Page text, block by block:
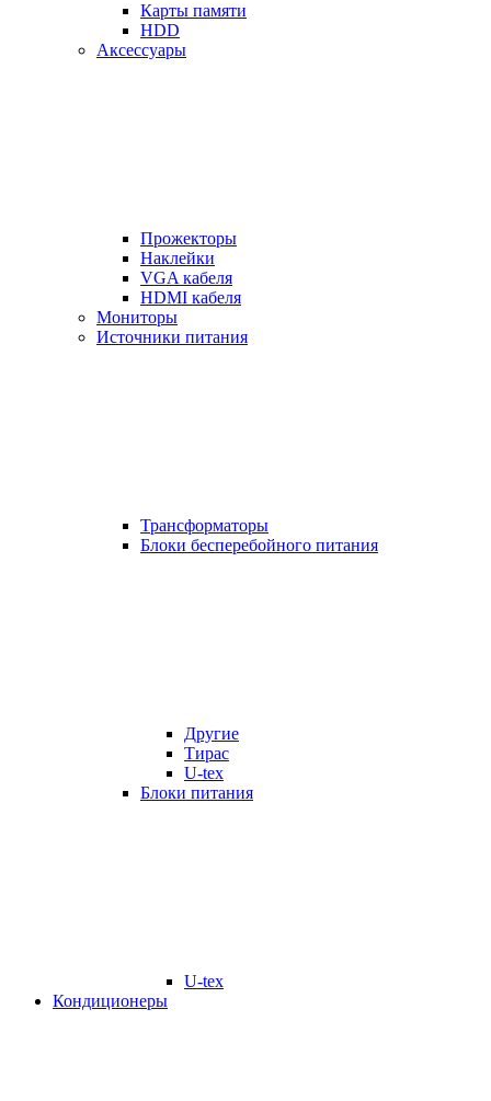
Карты памяти
HDD
Аксессуары
Прожекторы
Наклейки
VGA кабеля
HDMI кабеля
Мониторы
Источники питания
Трансформаторы
Блоки бесперебойного питания
Другие
Тирас
U-tex
Блоки питания
U-tex
Кондиционеры